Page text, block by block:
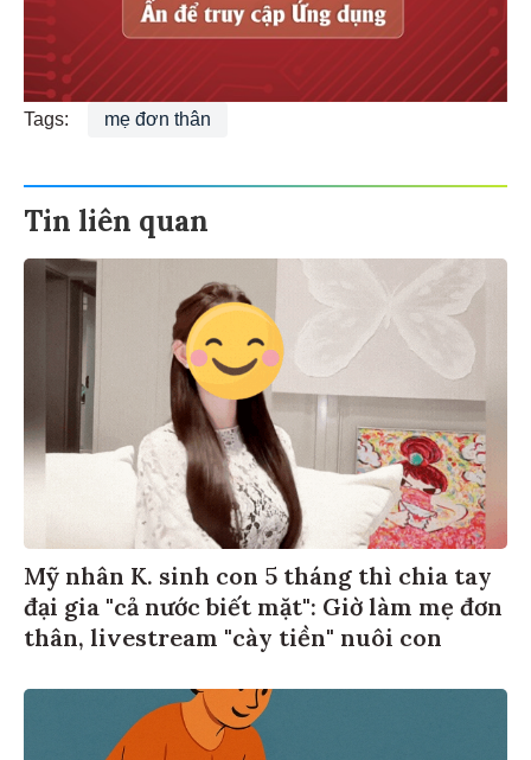
Tags: mẹ đơn thân
Tin liên quan
Mỹ nhân K. sinh con 5 tháng thì chia tay
đại gia "cả nước biết mặt": Giờ làm mẹ đơn
thân, livestream "cày tiền" nuôi con